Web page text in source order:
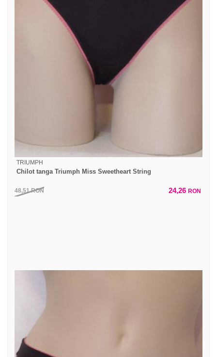
TRIUMPH
Chilot tanga Triumph Miss Sweetheart String
48,51RON 24,26 RON